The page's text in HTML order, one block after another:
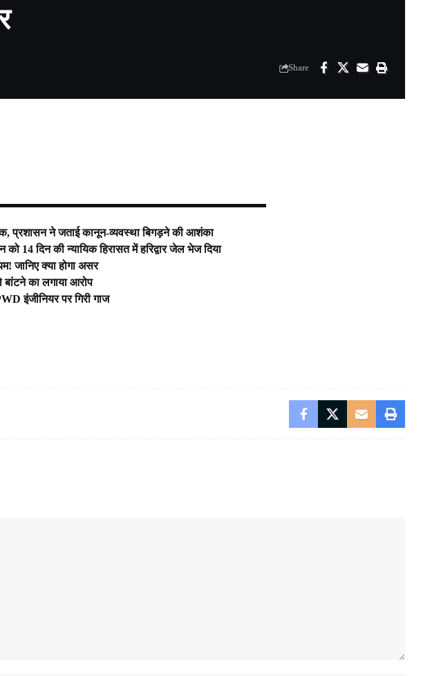
Share
प्रशासन ने जताई कानून-व्यवस्था बिगड़ने की आशंका
14 दिन की न्यायिक हिरासत में हरिद्वार जेल भेज दिया
क्या होगा असर
का लगाया आरोप
इंजीनियर पर गिरी गाज